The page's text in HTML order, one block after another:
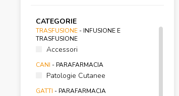
CATEGORIE
TRASFUSIONE- INFUSIONE E
TRASFUSIONE
Accessori
CANI - PARAFARMACIA
Patologie Cutanee
GATTI - PARAFARMACIA